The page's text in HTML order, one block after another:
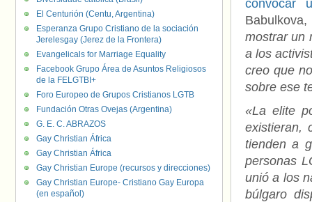
convocar
mostrar un
a los
creo que
sobre ese
«La elite
existieran,
tienden a
personas
unió a los
búlgaro
El Centurión (Centu, Argentina)
Esperanza Grupo Cristiano de la sociación
Jerelesgay (Jerez de la Frontera)
Evangelicals for Marriage Equality
Facebook Grupo Área de Asuntos Religiosos
de la FELGTBI+
Foro Europeo de Grupos Cristianos LGTB
Fundación Otras Ovejas (Argentina)
G. E. C. ABRAZOS
Gay Christian África
Gay Christian África
Gay Christian Europe (recursos y direcciones)
Gay Christian Europe- Cristiano Gay Europa
(en español)